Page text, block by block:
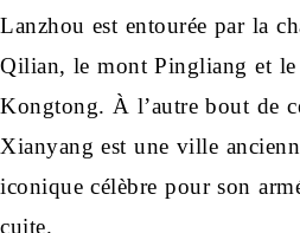
Lanzhou est entourée par la
Qilian, le mont Pingliang et
Kongtong. À l’autre bout de
Xianyang est une ville
iconique célèbre pour son
cuite.